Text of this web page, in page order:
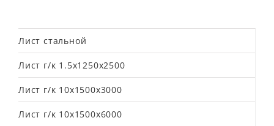
Лист стальной
Лист г/к 1.5х1250х2500
Лист г/к 10х1500х3000
Лист г/к 10х1500х6000